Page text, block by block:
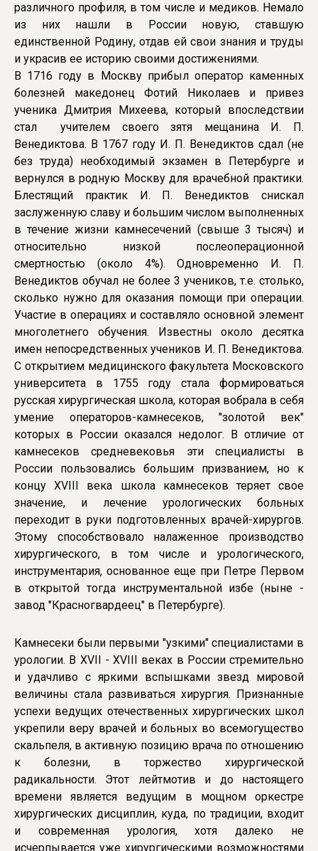
различного профиля, в том числе и медиков. Немало
из них нашли в России новую, ставшую
единственной Родину, отдав ей свои знания и труды
и украсив ее историю своими достижениями.
В 1716 году в Москву прибыл оператор каменных
болезней македонец Фотий Николаев и привез
ученика Дмитрия Михеева, который впоследствии
стал учителем своего зятя мещанина И. П.
Венедиктова. В 1767 году И. П. Венедиктов сдал (не
без труда) необходимый экзамен в Петербурге и
вернулся в родную Москву для врачебной практики.
Блестящий практик И. П. Венедиктов снискал
заслуженную славу и большим числом выполненных
в течение жизни камнесечений (свыше 3 тысяч) и
относительно низкой послеоперационной
смертностью (около 4%). Одновременно И. П.
Венедиктов обучал не более 3 учени­ков, т.е. столько,
сколько нужно для оказания помощи при операции.
Участие в операциях и составляло основной элемент
многолетнего обучения. Известны около десятка
имен непосредственных учеников И. П. Венедиктова.
С открытием медицинского факультета Московского
университета в 1755 году стала формироваться
русская хирургическая школа, которая вобрала в себя
умение операторов-камнесеков, "золотой век"
которых в России оказался недолог. В отличие от
камнесеков средневековья эти специалисты в
России пользовались большим призванием, но к
концу XVIII века школа камнесеков теряет свое
значение, и лечение урологических больных
переходит в руки подготовленных врачей-хирургов.
Этому способствовало налаженное производство
хирургического, в том числе и урологического,
инструментария, основанное еще при Петре Первом
в открытой тогда инструментальной избе (ныне -
завод "Красногвардеец" в Петербурге).
Камнесеки были первыми "узкими" специалистами в
урологии. В XVII - XVIII веках в России стремительно
и удачливо с яркими вспышками звезд мировой
величины стала развиваться хирургия. Признанные
успехи ведущих отечественных хирургических школ
укрепили веру врачей и больных во всемогущество
скальпеля, в активную позицию врача по отношению
к болезни, в торжество хирургической
радикальности. Этот лейтмотив и до настоящего
времени является ведущим в мощном оркестре
хирургических дисциплин, куда, по традиции, входит
и современная урология, хотя далеко не
исчерпывается уже хирургическими возможностями